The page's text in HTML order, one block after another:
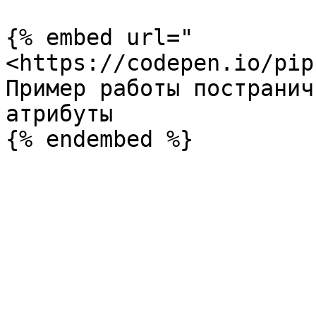
{% embed url="
<https://codepen.io/
Пример работы
атрибуты